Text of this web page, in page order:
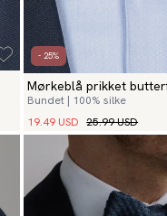
- 25%
Mørkeblå prikket
Bundet | 100% silke
19.49 USD 25.99 USD